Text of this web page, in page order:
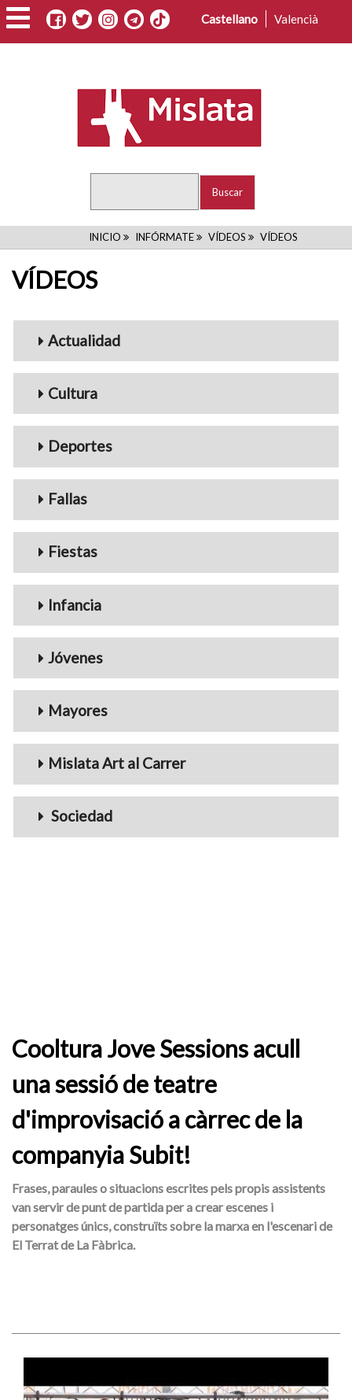
Pasar
al
contenido
Castellano Valencià
RUTA
INICIO INFÓRMATE VÍDEOS VÍDEOS
VÍDEOS
Menu_Videos
Actualidad
Cultura
Deportes
Fallas
Fiestas
Infancia
Jóvenes
Mayores
Mislata Art al Carrer
Sociedad
Cooltura Jove Sessions acull
una sessió de teatre
d'improvisació a càrrec de la
companyia Subit!
Frases, paraules o situacions escrites pels propis assistents
van servir de punt de partida per a crear escenes i
personatges únics, construïts sobre la marxa en l'escenari de
El Terrat de La Fàbrica.